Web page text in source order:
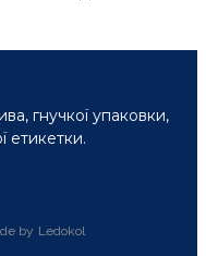
гнучкої упаковки,
етикетки.
by Ledokol